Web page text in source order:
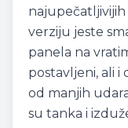
verziju jeste
panela na
postavljeni, ali
od manjih
su tanka i